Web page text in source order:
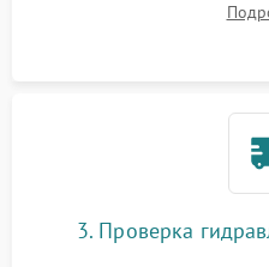
циркуляционному
3. Проверка